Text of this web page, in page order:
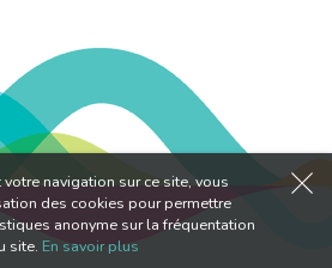
votre navigation sur ce site, vous
des cookies pour permettre
anonyme sur la fréquentation
site. En savoir plus